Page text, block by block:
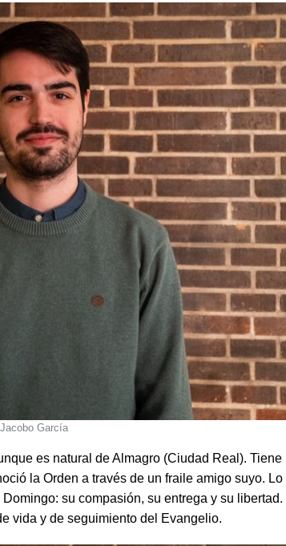
Jacobo García
es natural de Almagro (Ciudad Real). Tiene
la Orden a través de un fraile amigo suyo. Lo
su compasión, su entrega y su libertad.
vida y de seguimiento del Evangelio.